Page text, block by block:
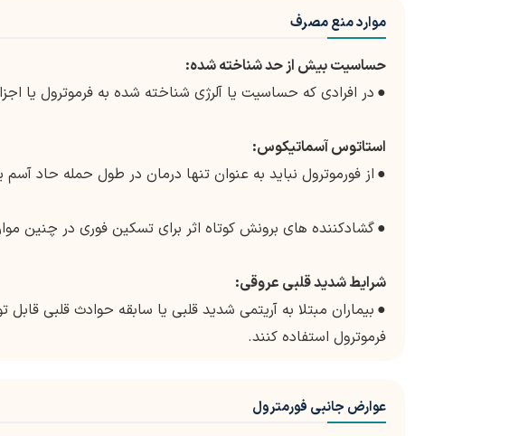
موارد منع مصرف
حساسیت بیش از حد شناخته شده:
● در افرادی که حساسیت یا آلرژی شناخته شده به فرموترول یا
استاتوس آسماتیکوس:
● از فورموترول نباید به عنوان تنها درمان در طول حمله حاد
●گشادکننده های برونش کوتاه اثر برای تسکین فوری در چنین
شرایط شدید قلبی عروقی:
● بیماران مبتلا به آریتمی شدید قلبی یا سابقه حوادث قلبی
فرموترول استفاده کنند.
عوارض جانبی فورمترول